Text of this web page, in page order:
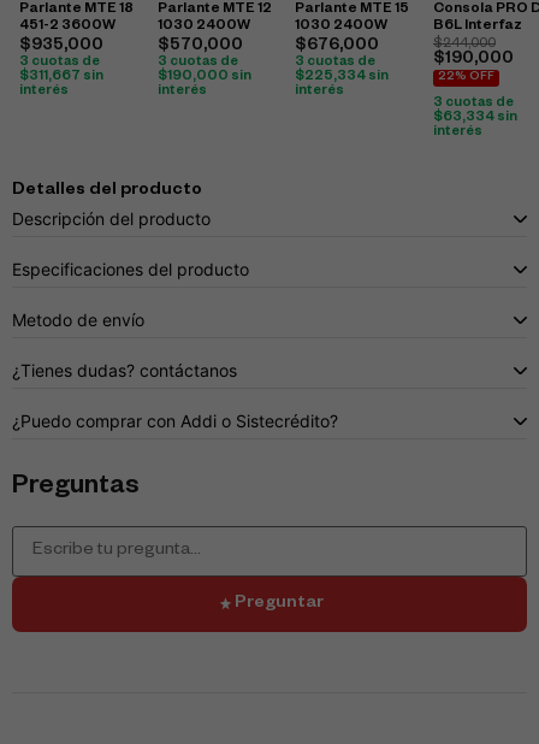
Parlante MTE 18
451-2 3600W
$935,000
3 cuotas de
$311,667 sin
interés
Parlante MTE 12
1030 2400W
$570,000
3 cuotas de
$190,000 sin
interés
Parlante MTE 15
1030 2400W
$676,000
3 cuotas de
$225,334 sin
interés
Consola PRO
B6L Interfaz
$244,000
$190,000
22% OFF
3 cuotas de
$63,334sin
interés
Detalles del producto
Descripción del producto
Especificaciones del producto
Metodo de envío
¿Tienes dudas? contáctanos
¿Puedo comprar con Addi o Sistecrédito?
Preguntas
Preguntar